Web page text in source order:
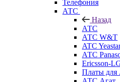
Телефония
АТС
Назад
АТС
АТС W&T
ATC
АТС
Ericsson-
Платы